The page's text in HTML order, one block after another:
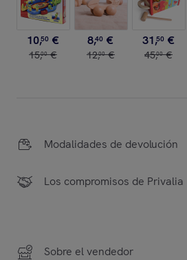
10,50 €
15,00 €
8,40 €
12,00 €
31,50 €
45,00 €
Modalidades de devolución
Los compromisos de Privalia
Sobre el vendedor